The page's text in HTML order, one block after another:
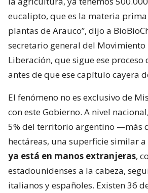
eucalipto, que es la materia
plantas de Arauco”, dijo a
secretario general del Movimiento
Liberación, que sigue ese proceso
antes de que ese capítulo cayera
El fenómeno no es exclusivo de
con este Gobierno. A nivel
5% del territorio argentino —más
hectáreas, una superficie similar
ya está en manos extranjeras,
estadounidenses a la cabeza,
italianos y españoles. Existen 36